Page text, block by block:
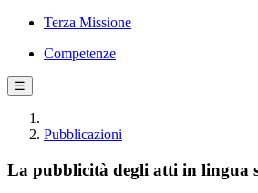
Terza Missione
Competenze
☰
Pubblicazioni
La pubblicità degli atti in lingua